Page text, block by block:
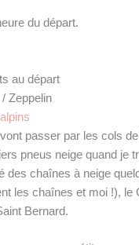
du départ.
au départ
Zeppelin
passer par les cols
pneus neige quand je
chaînes à neige
les chaînes et moi !), le
Bernard.